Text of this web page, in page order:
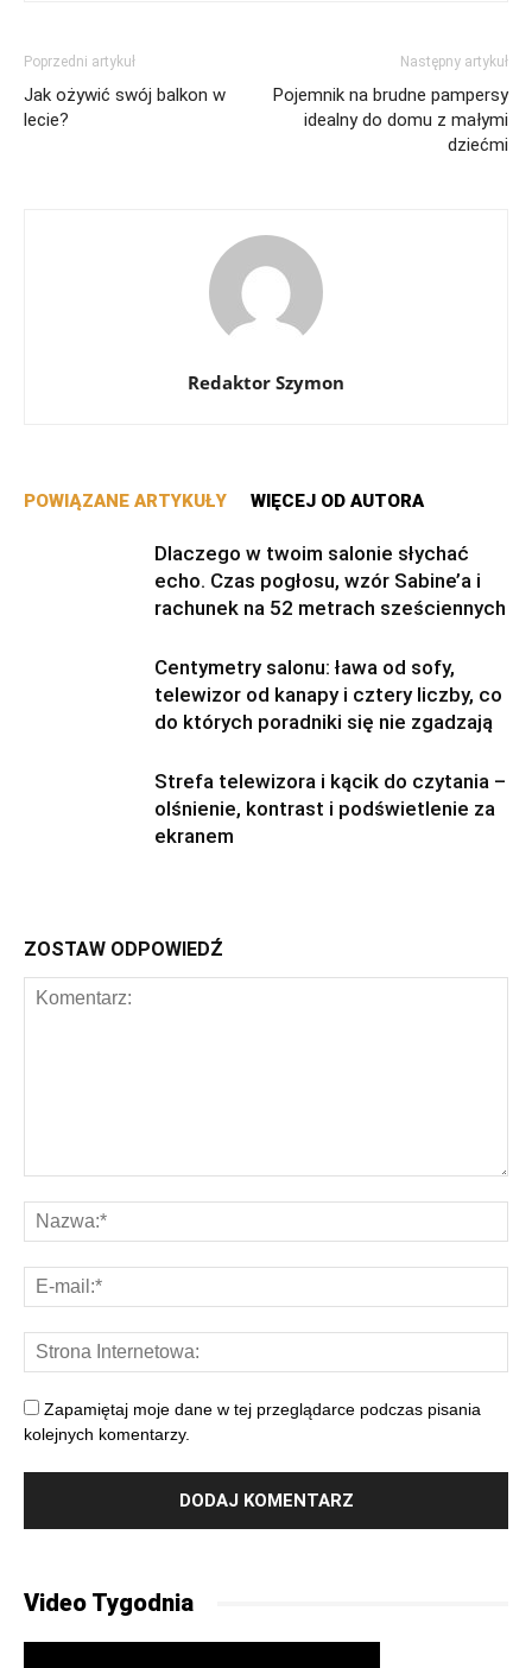
Poprzedni artykuł
Jak ożywić swój balkon w
lecie?
Następny artykuł
Pojemnik na brudne pampersy
idealny do domu z małymi
dziećmi
Redaktor Szymon
POWIĄZANE ARTYKUŁY WIĘCEJ OD AUTORA
Dlaczego w twoim salonie słychać
echo. Czas pogłosu, wzór Sabine’a i
rachunek na 52 metrach sześciennych
Centymetry salonu: ława od sofy,
telewizor od kanapy i cztery liczby, co
do których poradniki się nie zgadzają
Strefa telewizora i kącik do czytania –
olśnienie, kontrast i podświetlenie za
ekranem
ZOSTAW ODPOWIEDŹ
Zapamiętaj moje dane w tej przeglądarce podczas pisania
kolejnych komentarzy.
Video Tygodnia